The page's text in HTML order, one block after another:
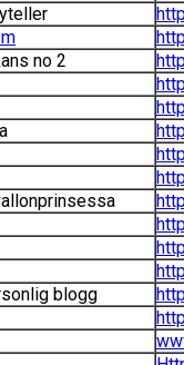
no 2
blogg